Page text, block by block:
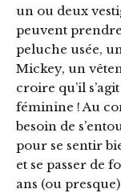
un ou deux
peuvent
peluche usée,
Mickey, un
croire qu’il
féminine ! Au
besoin de
pour se sentir
et se passer de
ans (ou presque)